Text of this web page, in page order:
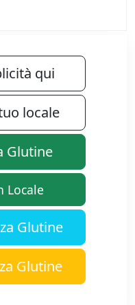
qui
locale
Glutine
Locale
Glutine
Glutine